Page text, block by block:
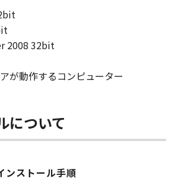
ア」に係る権原および所有権
よりキヤノンまたはキヤノンの
帰属します。
国政府または関連する外国政府
等を得ることなしに、「本ソフ
2008 32bit
が動作するコンピューター
について
ンストール手順